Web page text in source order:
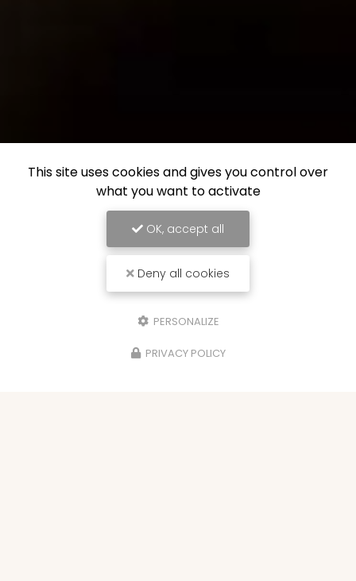
This site uses cookies and gives you control over
what you want to activate
OK, accept all
Deny all cookies
PERSONALIZE
PRIVACY POLICY